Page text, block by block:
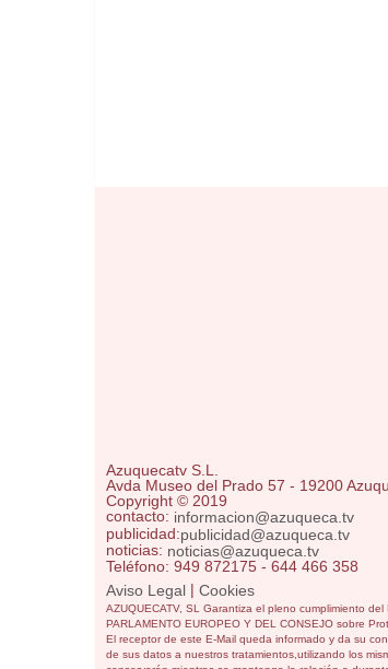
Azuquecatv S.L.
Avda Museo del Prado 57 - 19200
Copyright © 2019
contacto: informacion@azuqueca.tv
publicidad:publicidad@azuqueca.tv
noticias: noticias@azuqueca.tv
Teléfono: 949 872175 - 644 466 358
Aviso Legal | Cookies
AZUQUECATV, SL Garantiza el pleno cumplimiento del
PARLAMENTO EUROPEO Y DEL CONSEJO sobre
El receptor de este E-Mail queda informado y da su
de sus datos a nuestros tratamientos,utilizando los